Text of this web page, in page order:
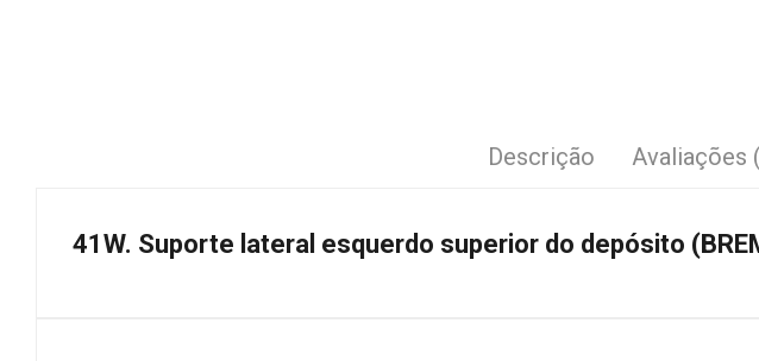
Descrição Avaliações
41W. Suporte lateral esquerdo superior do depósito